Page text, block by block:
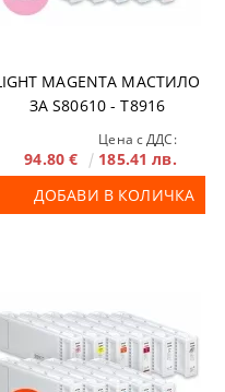
MAGENTA МАСТИЛО
ЗА S80610 - T8916
Цена с ДДС:
94.80 €
185.41 лв.
ДОБАВИ В КОЛИЧКА